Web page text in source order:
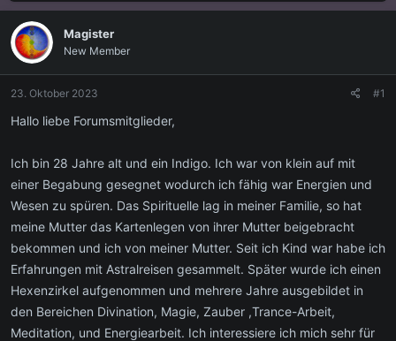
s
t
e
l
r
s
e
l
m
Magister
New Member
23. Oktober 2023 #1
Hallo liebe Forumsmitglieder,
Ich bin 28 Jahre alt und ein Indigo. Ich war von klein auf mit
einer Begabung gesegnet wodurch ich fähig war Energien und
Wesen zu spüren. Das Spirituelle lag in meiner Familie, so hat
meine Mutter das Kartenlegen von ihrer Mutter beigebracht
bekommen und ich von meiner Mutter. Seit ich Kind war habe ich
Erfahrungen mit Astralreisen gesammelt. Später wurde ich einen
Hexenzirkel aufgenommen und mehrere Jahre ausgebildet in
den Bereichen Divination, Magie, Zauber ,Trance-Arbeit,
Meditation, und Energiearbeit. Ich interessiere ich mich sehr für